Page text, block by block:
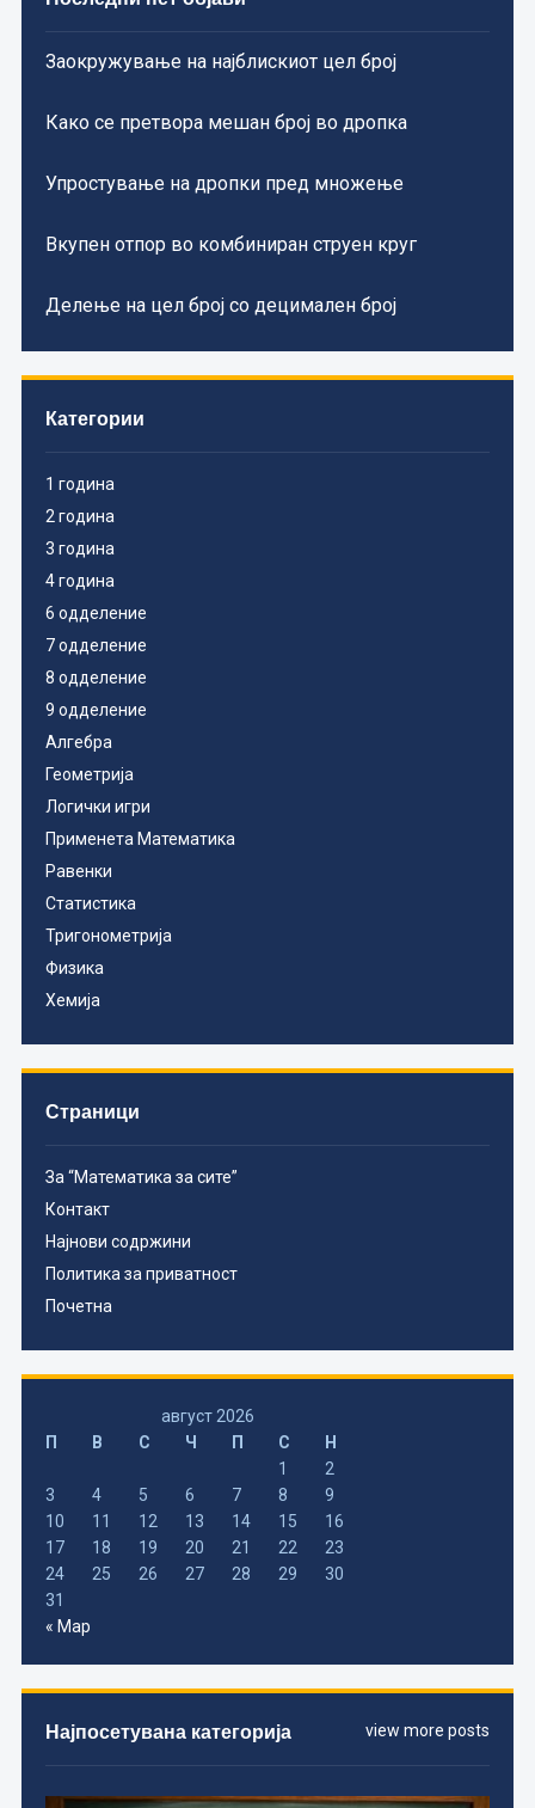
Заокружување на најблискиот цел број
Како се претвора мешан број во дропка
Упростување на дропки пред множење
Вкупен отпор во комбиниран струен круг
Делење на цел број со децимален број
Категории
1 година
2 година
3 година
4 година
6 одделение
7 одделение
8 одделение
9 одделение
Алгебра
Геометрија
Логички игри
Применета Математика
Равенки
Статистика
Тригонометрија
Физика
Хемија
Страници
За “Математика за сите”
Контакт
Најнови содржини
Политика за приватност
Почетна
август 2026
П
В С Ч П С
Н
1
2
3
4 5 6 7 8
9
10
11 12 13 14 15
16
17
18 19 20 21 22
23
24
25 26 27 28 29
30
31
« Мар
view more posts
Најпосетувана категорија